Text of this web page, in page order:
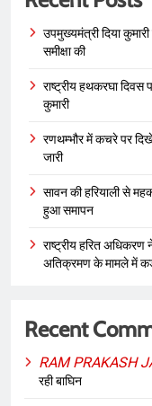
उपमुख्यमंत्री दिया
समीक्षा की
राष्ट्रीय हथकरघा
कुमारी
रणथम्भौर में कचरे पर
जारी
सावन की हरियाली से
हुआ समापन
राष्ट्रीय हरित अधिकरण
अतिक्रमण के मामले में कड़ी
Recent
RAM PRAKASH
रही बाघिन